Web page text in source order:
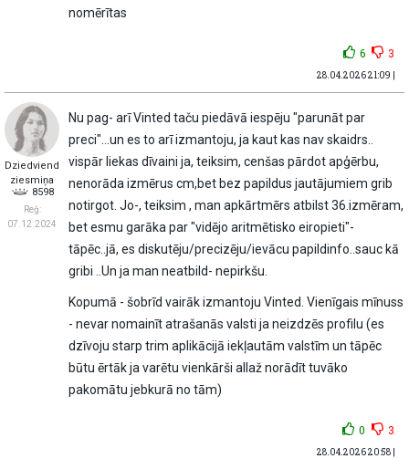
nomērītas
6 3
28.04.2026 21:09 |
Dziedviend
ziesmiņa
8598
Reģ:
07.12.2024
Nu pag- arī Vinted taču piedāvā iespēju "parunāt par
preci"...un es to arī izmantoju, ja kaut kas nav skaidrs..
vispār liekas dīvaini ja, teiksim, cenšas pārdot apģērbu,
nenorāda izmērus cm,bet bez papildus jautājumiem grib
notirgot. Jo-, teiksim , man apkārtmērs atbilst 36.izmēram,
bet esmu garāka par "vidējo aritmētisko eiropieti"-
tāpēc..jā, es diskutēju/precizēju/ievācu papildinfo..sauc kā
gribi ..Un ja man neatbild- nepirkšu.
Kopumā - šobrīd vairāk izmantoju Vinted. Vienīgais mīnuss
- nevar nomainīt atrašanās valsti ja neizdzēs profilu (es
dzīvoju starp trim aplikācijā iekļautām valstīm un tāpēc
būtu ērtāk ja varētu vienkārši allaž norādīt tuvāko
pakomātu jebkurā no tām)
0 3
28.04.2026 20:58 |